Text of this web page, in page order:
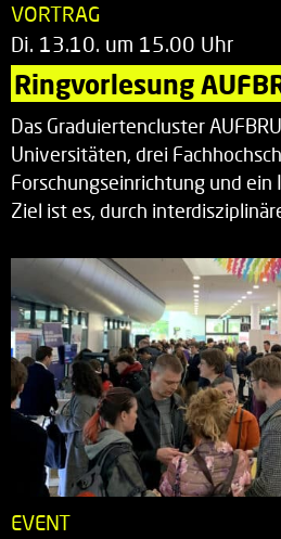
VORTRAG
Di. 13.10. um 15.00 Uhr
Ringvorlesung
Das Graduiertencluster
Universitäten, drei
Forschungseinrichtung und
Ziel ist es, durch
EVENT